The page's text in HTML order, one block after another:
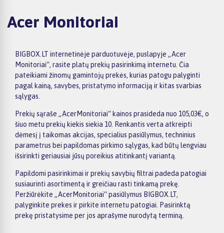
Acer Monitoriai
BIGBOX.LT internetinėje parduotuvėje, puslapyje „Acer
Monitoriai“, rasite platų prekių pasirinkimą internetu. Čia
pateikiami žinomų gamintojų prekės, kurias patogu palyginti
pagal kainą, savybes, pristatymo informaciją ir kitas svarbias
sąlygas.
Prekių sąraše „AcerMonitoriai“ kainos prasideda nuo 105,03€, o
šiuo metu prekių kiekis siekia 10. Renkantis verta atkreipti
dėmesį į taikomas akcijas, specialius pasiūlymus, techninius
parametrus bei papildomas pirkimo sąlygas, kad būtų lengviau
išsirinkti geriausiai jūsų poreikius atitinkantį variantą.
Papildomi pasirinkimai ir prekių savybių filtrai padeda patogiai
susiaurinti asortimentą ir greičiau rasti tinkamą prekę.
Peržiūrėkite „AcerMonitoriai“ pasiūlymus BIGBOX.LT,
palyginkite prekes ir pirkite internetu patogiai. Pasirinktą
prekę pristatysime per jos aprašyme nurodytą terminą.